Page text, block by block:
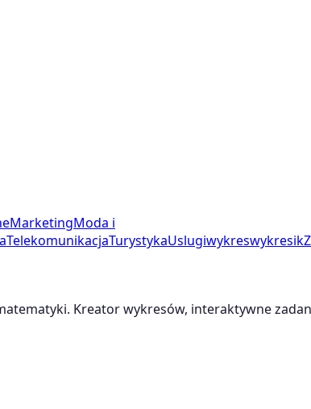
MarketingModa i
TelekomunikacjaTurystykaUslugiwykreswykresik
Kreator wykresów, interaktywne